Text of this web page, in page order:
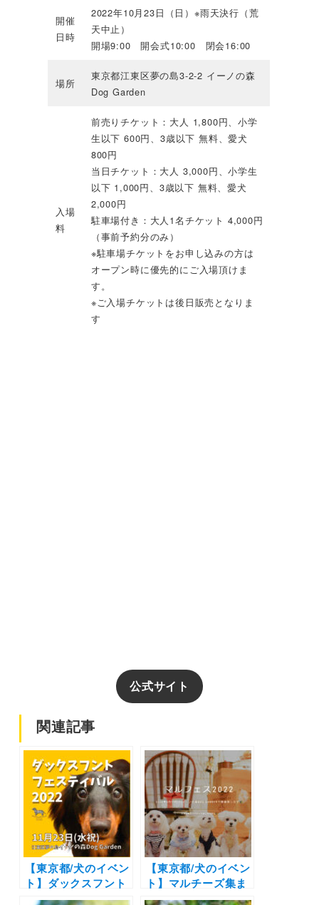
開催
日時
2022年10月23日（日）※雨天決行（荒
天中止）
開場9:00 開会式10:00 閉会16:00
場所
東京都江東区夢の島3-2-2 イーノの森
Dog Garden
入場
料
前売りチケット：大人 1,800円、小学
生以下 600円、3歳以下 無料、愛犬
800円
当日チケット：大人 3,000円、小学生
以下 1,000円、3歳以下 無料、愛犬
2,000円
駐車場付き：大人1名チケット 4,000円
（事前予約分のみ）
※駐車場チケットをお申し込みの方は
オープン時に優先的にご入場頂けま
す。
※ご入場チケットは後日販売となりま
す
公式サイト
関連記事
【東京都/犬のイベン
ト】ダックスフント
の祭典♪愛犬と楽し
【東京都/犬のイベン
ト】マルチーズ集ま
れ〜！マルシェやフ